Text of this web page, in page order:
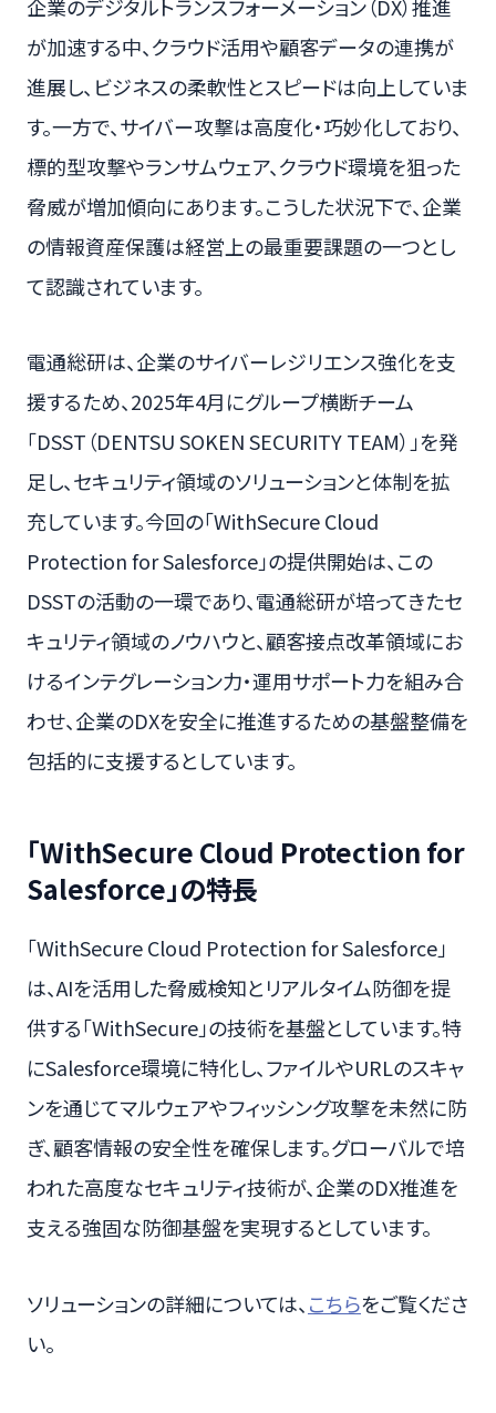
企業のデジタルトランスフォーメーション（DX）推進
が加速する中、クラウド活用や顧客データの連携が
進展し、ビジネスの柔軟性とスピードは向上していま
す。一方で、サイバー攻撃は高度化・巧妙化しており、
標的型攻撃やランサムウェア、クラウド環境を狙った
脅威が増加傾向にあります。こうした状況下で、企業
の情報資産保護は経営上の最重要課題の一つとし
て認識されています。
電通総研は、企業のサイバーレジリエンス強化を支
援するため、2025年4月にグループ横断チーム
「DSST（DENTSU SOKEN SECURITY TEAM）」を発
足し、セキュリティ領域のソリューションと体制を拡
充しています。今回の「WithSecure Cloud
Protection for Salesforce」の提供開始は、この
DSSTの活動の一環であり、電通総研が培ってきたセ
キュリティ領域のノウハウと、顧客接点改革領域にお
けるインテグレーション力・運用サポート力を組み合
わせ、企業のDXを安全に推進するための基盤整備を
包括的に支援するとしています。
「WithSecure Cloud Protection for
Salesforce」の特長
「WithSecure Cloud Protection for Salesforce」
は、AIを活用した脅威検知とリアルタイム防御を提
供する「WithSecure」の技術を基盤としています。特
にSalesforce環境に特化し、ファイルやURLのスキャ
ンを通じてマルウェアやフィッシング攻撃を未然に防
ぎ、顧客情報の安全性を確保します。グローバルで培
われた高度なセキュリティ技術が、企業のDX推進を
支える強固な防御基盤を実現するとしています。
ソリューションの詳細については、 こちらをご覧くださ
い。